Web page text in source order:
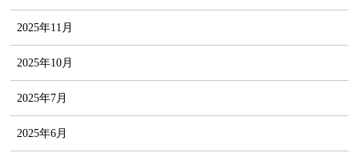
2025年11月
2025年10月
2025年7月
2025年6月